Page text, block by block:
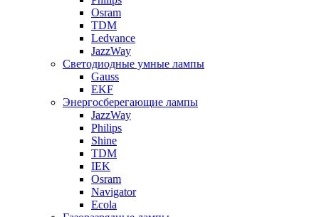
Osram
TDM
Ledvance
JazzWay
Светодиодные умные лампы
Gauss
EKF
Энергосберегающие лампы
JazzWay
Philips
Shine
TDM
IEK
Osram
Navigator
Ecola